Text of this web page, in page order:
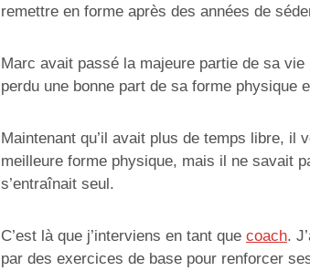
remettre en forme après des années de
Marc avait passé la majeure partie de sa
perdu une bonne part de sa forme physique
Maintenant qu’il avait plus de temps libre, il
meilleure forme physique, mais il ne savait
s’entraînait seul.
C’est là que j’interviens en tant que coach.
par des exercices de base pour renforcer